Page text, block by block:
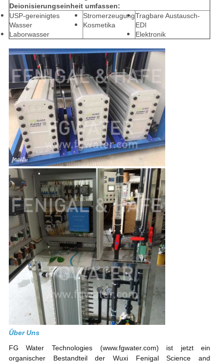
Deionisierungseinheit umfassen:
USP-gereinigtes
Wasser
Laborwasser
Stromerzeugung
Kosmetika
Tragbare Austausch-
EDI
Elektronik
Über Uns
FG Water Technologies (www.fgwater.com) ist jetzt ein
organischer Bestandteil der Wuxi Fenigal Science and